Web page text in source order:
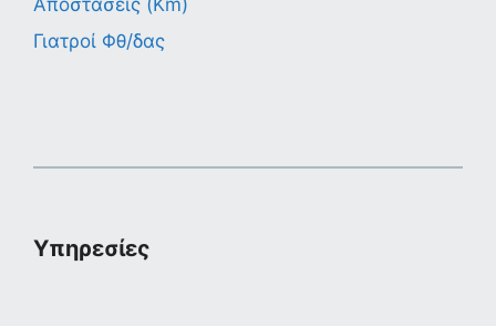
Γιατροί Φθ/δας
Υπηρεσίες